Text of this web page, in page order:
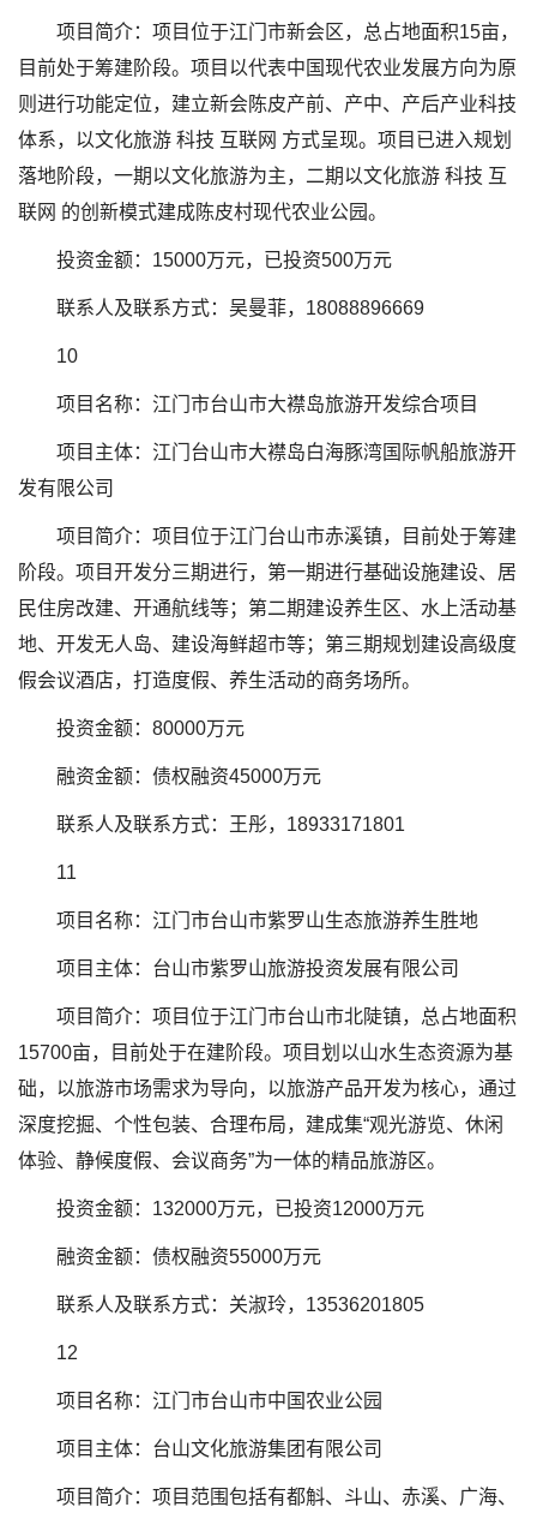
项目简介：项目位于江门市新会区，总占地面积15亩，
目前处于筹建阶段。项目以代表中国现代农业发展方向为原
则进行功能定位，建立新会陈皮产前、产中、产后产业科技
体系，以文化旅游 科技 互联网 方式呈现。项目已进入规划
落地阶段，一期以文化旅游为主，二期以文化旅游 科技 互
联网 的创新模式建成陈皮村现代农业公园。
投资金额：15000万元，已投资500万元
联系人及联系方式：吴曼菲，18088896669
10
项目名称：江门市台山市大襟岛旅游开发综合项目
项目主体：江门台山市大襟岛白海豚湾国际帆船旅游开
发有限公司
项目简介：项目位于江门台山市赤溪镇，目前处于筹建
阶段。项目开发分三期进行，第一期进行基础设施建设、居
民住房改建、开通航线等；第二期建设养生区、水上活动基
地、开发无人岛、建设海鲜超市等；第三期规划建设高级度
假会议酒店，打造度假、养生活动的商务场所。
投资金额：80000万元
融资金额：债权融资45000万元
联系人及联系方式：王彤，18933171801
11
项目名称：江门市台山市紫罗山生态旅游养生胜地
项目主体：台山市紫罗山旅游投资发展有限公司
项目简介：项目位于江门市台山市北陡镇，总占地面积
15700亩，目前处于在建阶段。项目划以山水生态资源为基
础，以旅游市场需求为导向，以旅游产品开发为核心，通过
深度挖掘、个性包装、合理布局，建成集“观光游览、休闲
体验、静候度假、会议商务”为一体的精品旅游区。
投资金额：132000万元，已投资12000万元
融资金额：债权融资55000万元
联系人及联系方式：关淑玲，13536201805
12
项目名称：江门市台山市中国农业公园
项目主体：台山文化旅游集团有限公司
项目简介：项目范围包括有都斛、斗山、赤溪、广海、